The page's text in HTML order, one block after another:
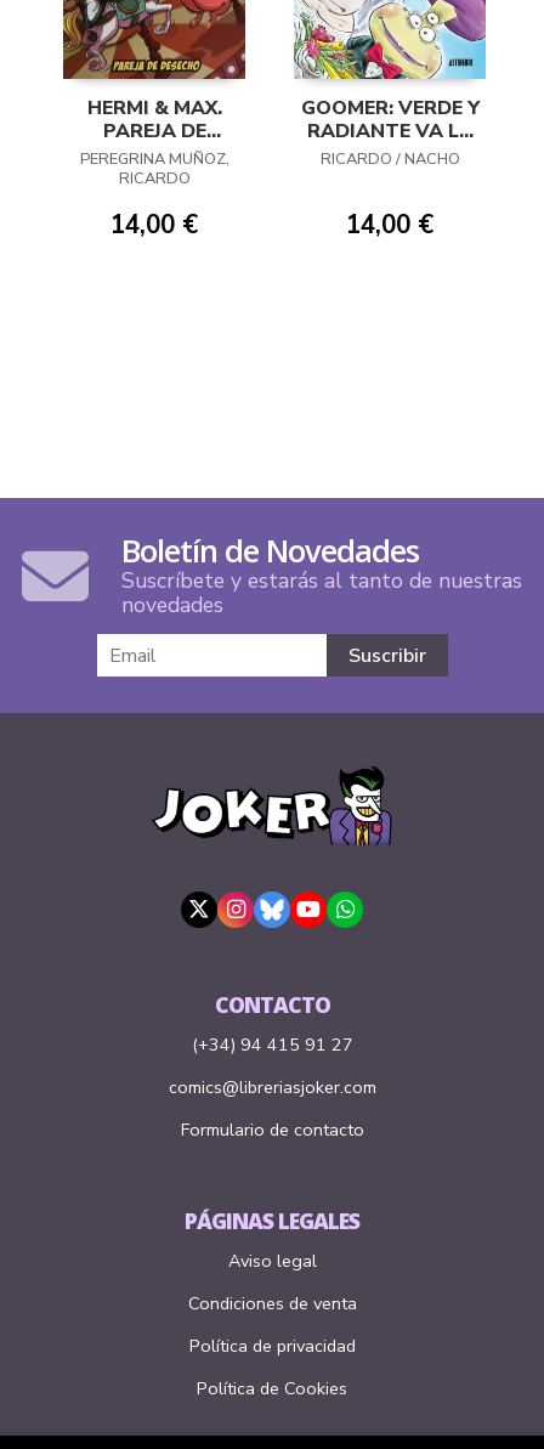
HERMI & MAX.
PAREJA DE
DESECHO
PEREGRINA MUÑOZ,
RICARDO
14,00 €
GOOMER: VERDE Y
RADIANTE VA LA
NOVIA
RICARDO / NACHO
14,00 €
Boletín de Novedades
Suscríbete y estarás al tanto de nuestras
novedades
CONTACTO
(+34) 94 415 91 27
comics@libreriasjoker.com
Formulario de contacto
PÁGINAS LEGALES
Aviso legal
Condiciones de venta
Política de privacidad
Política de Cookies